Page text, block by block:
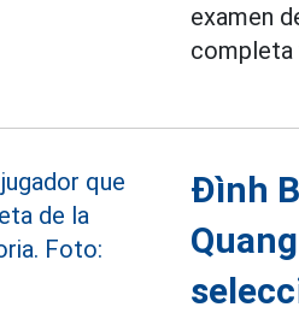
examen
completa
Đình